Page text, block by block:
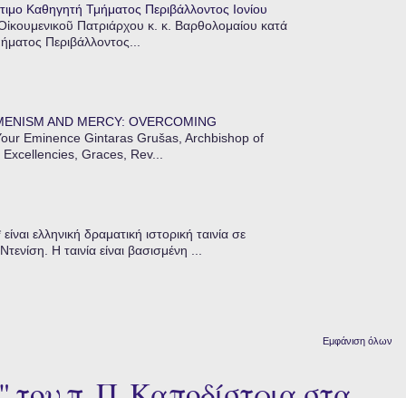
Καθηγητή Τμήματος Περιβάλλοντος Ιονίου
Πατριάρχου κ. κ. Βαρθολομαίου κατά
Περιβάλλοντος...
AND MERCY: OVERCOMING
Eminence Gintaras Grušas, Archbishop of
Graces, Rev...
ελληνική δραματική ιστορική ταινία σε
Η ταινία είναι βασισμένη ...
Εμφάνιση όλων